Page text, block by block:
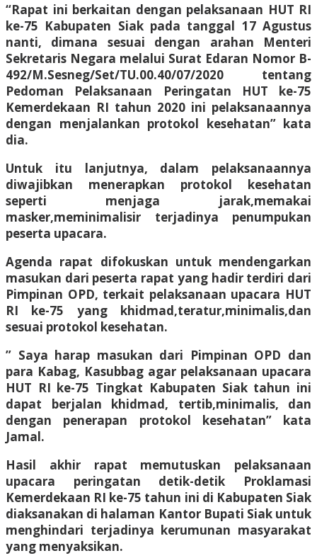
“Rapat ini berkaitan dengan pelaksanaan HUT RI
ke-75 Kabupaten Siak pada tanggal 17 Agustus
nanti, dimana sesuai dengan arahan Menteri
Sekretaris Negara melalui Surat Edaran Nomor B-
492/M.Sesneg/Set/TU.00.40/07/2020 tentang
Pedoman Pelaksanaan Peringatan HUT ke-75
Kemerdekaan RI tahun 2020 ini pelaksanaannya
dengan menjalankan protokol kesehatan” kata
dia.
Untuk itu lanjutnya, dalam pelaksanaannya
diwajibkan menerapkan protokol kesehatan
seperti menjaga jarak,memakai
masker,meminimalisir terjadinya penumpukan
peserta upacara.
Agenda rapat difokuskan untuk mendengarkan
masukan dari peserta rapat yang hadir terdiri dari
Pimpinan OPD, terkait pelaksanaan upacara HUT
RI ke-75 yang khidmad,teratur,minimalis,dan
sesuai protokol kesehatan.
” Saya harap masukan dari Pimpinan OPD dan
para Kabag, Kasubbag agar pelaksanaan upacara
HUT RI ke-75 Tingkat Kabupaten Siak tahun ini
dapat berjalan khidmad, tertib,minimalis, dan
dengan penerapan protokol kesehatan” kata
Jamal.
Hasil akhir rapat memutuskan pelaksanaan
upacara peringatan detik-detik Proklamasi
Kemerdekaan RI ke-75 tahun ini di Kabupaten Siak
diaksanakan di halaman Kantor Bupati Siak untuk
menghindari terjadinya kerumunan masyarakat
yang menyaksikan.